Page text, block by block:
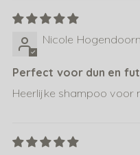
Nicole Hogendoorn
Perfect voor dun en
Heerlijke shampoo voor